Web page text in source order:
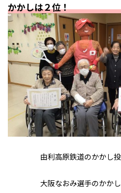
かかしは２位！
由利高原鉄道のかかし
大阪なおみ選手のかか